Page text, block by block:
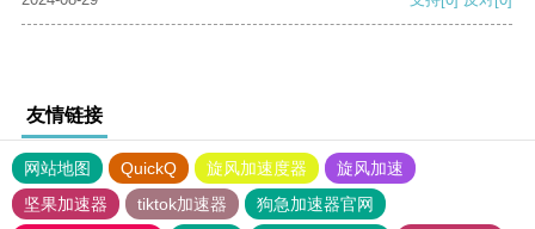
友情链接
网站地图 QuickQ 旋风加速度器
旋风加速
坚果加速器
tiktok加速器
狗急加速器官网